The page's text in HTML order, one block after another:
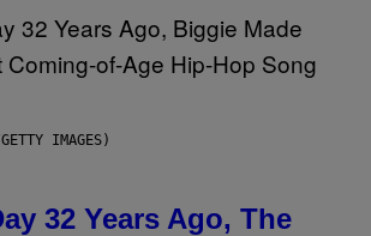
IMAGES)
32 Years Ago, The